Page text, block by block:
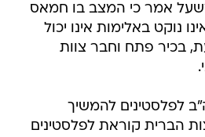
אמר כי המצב בו חמאס
נוקט באלימות אינו יכול
בכיר פתח וחבר צוות
לפלסטינים להמשיך
הברית קוראת לפלסטינים